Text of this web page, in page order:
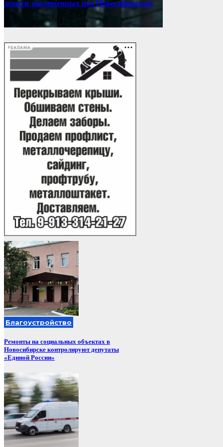
девяти заключенных под Новосибирском
РЕКЛАМА
Благоустройство
Ремонты на социальных объектах в
Новосибирске контролируют депутаты
«Единой России»